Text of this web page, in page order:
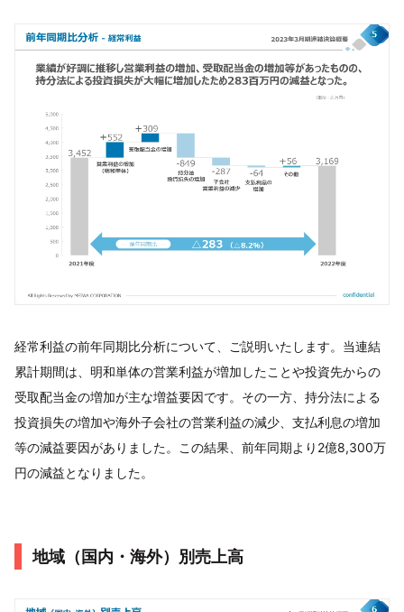
経常利益の前年同期比分析について、ご説明いたします。当連結
累計期間は、明和単体の営業利益が増加したことや投資先からの
受取配当金の増加が主な増益要因です。その一方、持分法による
投資損失の増加や海外子会社の営業利益の減少、支払利息の増加
等の減益要因がありました。この結果、前年同期より2億8,300万
円の減益となりました。
地域（国内・海外）別売上高